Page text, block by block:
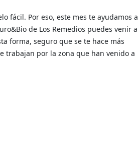
fácil. Por eso, este mes te ayudamos a
de Los Remedios puedes venir a
forma, seguro que se te hace más
trabajan por la zona que han venido a